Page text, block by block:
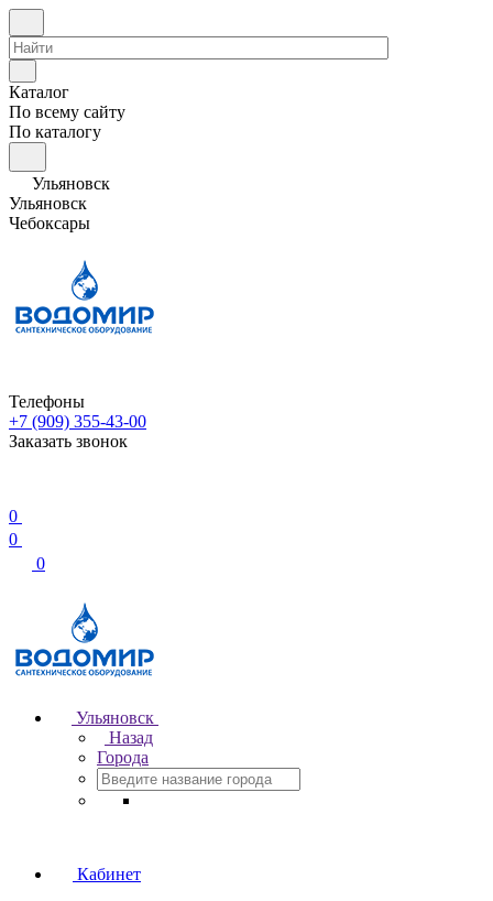
Каталог
По всему сайту
По каталогу
Ульяновск
Ульяновск
Чебоксары
Телефоны
+7 (909) 355-43-00
Заказать звонок
0
0
0
Ульяновск
Назад
Города
Кабинет